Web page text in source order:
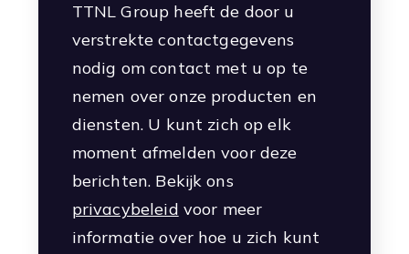
TTNL Group heeft de door u
verstrekte contactgegevens
nodig om contact met u op te
nemen over onze producten en
diensten. U kunt zich op elk
moment afmelden voor deze
berichten. Bekijk ons
privacybeleid voor meer
informatie over hoe u zich kunt